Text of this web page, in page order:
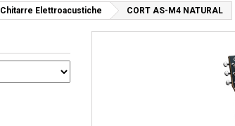
Chitarre Elettroacustiche CORT AS-M4 NATURAL